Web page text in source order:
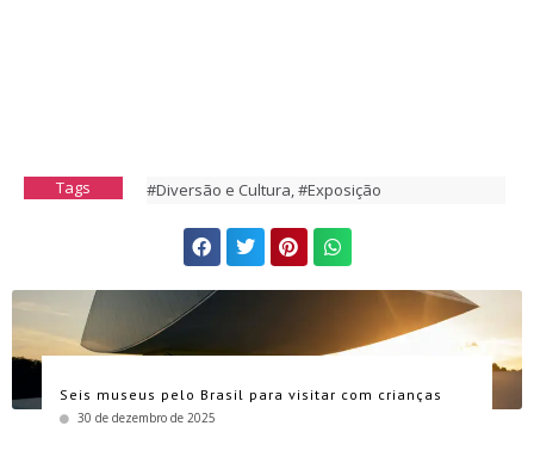
Tags #Diversão e Cultura,#Exposição
Seis museus pelo Brasil para visitar com crianças
30 de dezembro de 2025